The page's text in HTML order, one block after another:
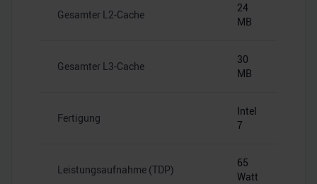
Gesamter L2-Cache
24
MB
Gesamter L3-Cache
30
MB
Fertigung
Intel
7
Leistungsaufnahme (TDP)
65
Watt